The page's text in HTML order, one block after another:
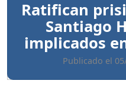
Ratifican
Santiago
implicados
Publicado el